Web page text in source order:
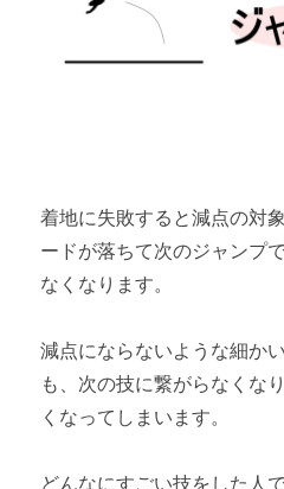
着地に失敗すると減点の対
ードが落ちて次のジャンプ
なくなります。
減点にならないような細か
も、次の技に繋がらなくな
くなってしまいます。
どんなにすごい技をした人